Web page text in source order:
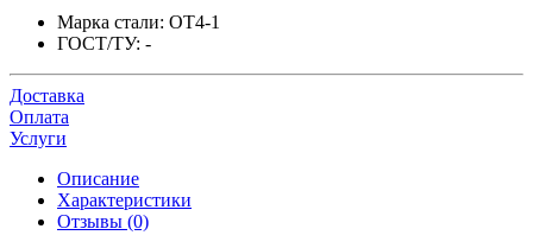
Марка стали: ОТ4-1
ГОСТ/ТУ: -
Доставка
Оплата
Услуги
Описание
Характеристики
Отзывы (0)